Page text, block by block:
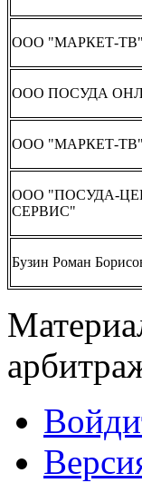
ООО "МАРКЕТ-ТВ"
ООО ПОСУДА
ООО "МАРКЕТ-ТВ"
ООО "ПОСУДА-
СЕРВИС"
Бузин Роман